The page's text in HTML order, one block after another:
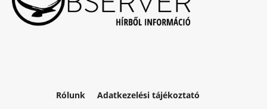
Rólunk
Adatkezelési tájékoztató